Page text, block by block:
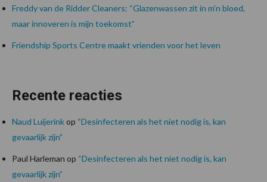
Freddy van de Ridder Cleaners: “Glazenwassen zit in m’n bloed,
maar innoveren is mijn toekomst”
Friendship Sports Centre maakt vrienden voor het leven
Recente reacties
Naud Luijerinkop “Desinfecteren als het niet nodig is, kan
gevaarlijk zijn”
Paul Harleman op “Desinfecteren als het niet nodig is, kan
gevaarlijk zijn”